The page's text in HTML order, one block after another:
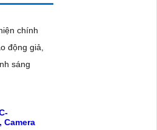
chính
động giả,
sáng